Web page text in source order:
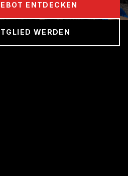
ENTDECKEN
WERDEN